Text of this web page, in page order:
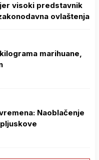
visoki predstavnik
ovlaštenja
marihuane,
Naoblačenje